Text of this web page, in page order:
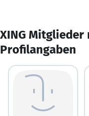
XING
Profilangaben